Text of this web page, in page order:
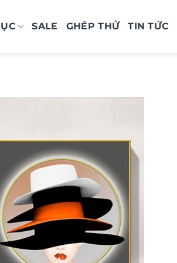
SALE GHÉP THỬ TIN TỨC